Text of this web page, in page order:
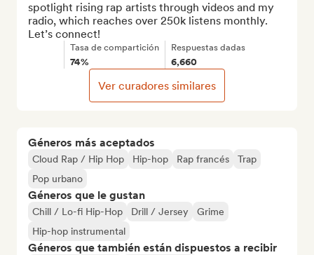
Géneros más aceptados
Cloud Rap / Hip Hop Hip-hop Rap francés
Trap
Pop urbano
Géneros que le gustan
Chill / Lo-fi Hip-Hop Drill / Jersey
Grime
Hip-hop instrumental
Géneros que también están dispuestos a recibir
spotlight rising rap artists through videos and my
radio, which reaches over 250k listens monthly.
Let’s connect!
Tasa de compartición
74%
Respuestas dadas
6,660
Ver curadores similares